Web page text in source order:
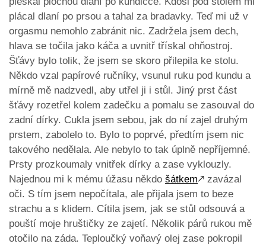
plácal dlaní po prsou a tahal za bradavky. Teď mi už v
orgasmu nemohlo zabránit nic. Zadržela jsem dech,
hlava se točila jako káča a uvnitř třískal ohňostroj.
Šťávy bylo tolik, že jsem se skoro přilepila ke stolu.
Někdo vzal papírové ručníky, vsunul ruku pod kundu a
mírně mě nadzvedl, aby utřel ji i stůl. Jiný prst část
šťávy rozetřel kolem zadečku a pomalu se zasouval do
zadní dírky. Cukla jsem sebou, jak do ní zajel druhým
prstem, zabolelo to. Bylo to poprvé, předtím jsem nic
takového nedělala. Ale nebylo to tak úplně nepříjemné.
Prsty prozkoumaly vnitřek dírky a zase vyklouzly.
Najednou mi k mému úžasu někdo šátkem🡕 zavázal
oči. S tím jsem nepočítala, ale přijala jsem to beze
strachu a s klidem. Cítila jsem, jak se stůl odsouvá a
pouští moje hruštičky ze zajetí. Několik párů rukou mě
otočilo na záda. Teploučký voňavý olej zase pokropil